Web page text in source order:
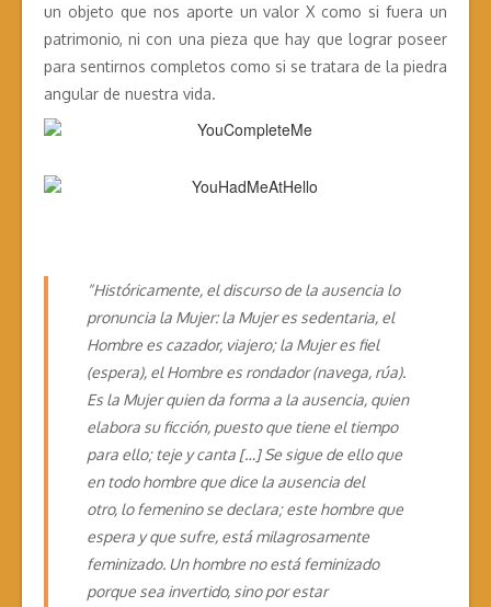
un objeto que nos aporte un valor X como si fuera un
patrimonio, ni con una pieza que hay que lograr poseer
para sentirnos completos como si se tratara de la piedra
angular de nuestra vida.
“Históricamente, el discurso de la ausencia lo
pronuncia la Mujer: la Mujer es sedentaria, el
Hombre es cazador, viajero; la Mujer es fiel
(espera), el Hombre es rondador (navega, rúa).
Es la Mujer quien da forma a la ausencia, quien
elabora su ficción, puesto que tiene el tiempo
para ello; teje y canta […] Se sigue de ello que
en todo hombre que dice la ausencia del
otro, lo femenino se declara; este hombre que
espera y que sufre, está milagrosamente
feminizado. Un hombre no está feminizado
porque sea invertido, sino por estar